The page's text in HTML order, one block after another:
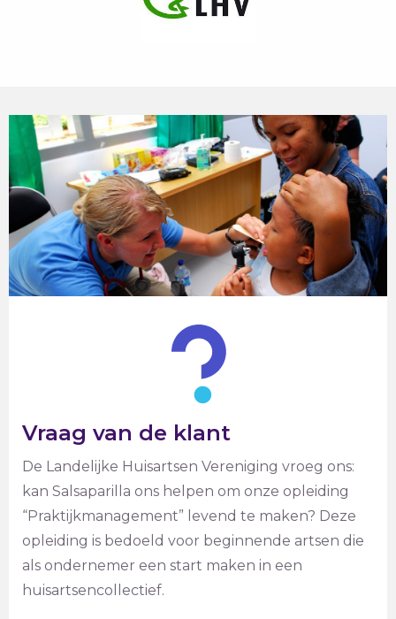
Vraag van de klant
De Landelijke Huisartsen Vereniging vroeg ons:
kan Salsaparilla ons helpen om onze opleiding
“Praktijkmanagement” levend te maken? Deze
opleiding is bedoeld voor beginnende artsen die
als ondernemer een start maken in een
huisartsencollectief.